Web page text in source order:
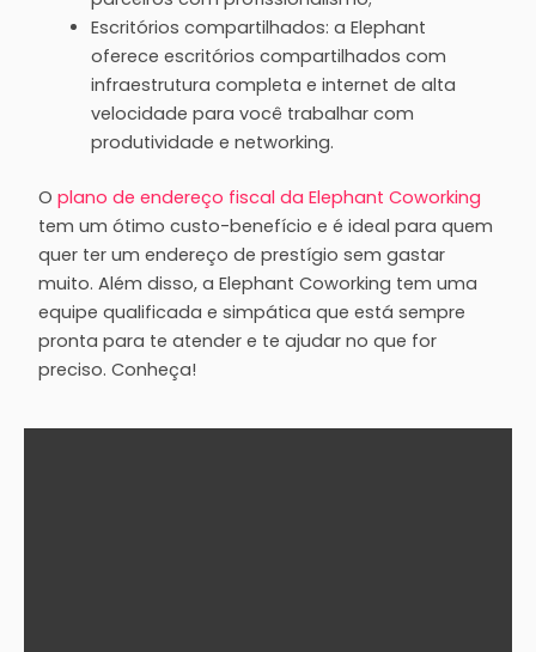
Escritórios compartilhados: a Elephant
oferece escritórios compartilhados com
infraestrutura completa e internet de alta
velocidade para você trabalhar com
produtividade e networking.
O plano de endereço fiscal da Elephant Coworking
tem um ótimo custo-benefício e é ideal para quem
quer ter um endereço de prestígio sem gastar
muito. Além disso, a Elephant Coworking tem uma
equipe qualificada e simpática que está sempre
pronta para te atender e te ajudar no que for
preciso. Conheça!